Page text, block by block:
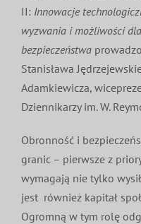
II: Innowacje
wyzwania i możliwości
bezpieczeństwa
Stanisława
Adamkiewicza,
Dziennikarzy im. W.
Obronność i
granic – pierwsze z
wymagają nie tylko
jest również kapitał
Ogromną w tym rolę